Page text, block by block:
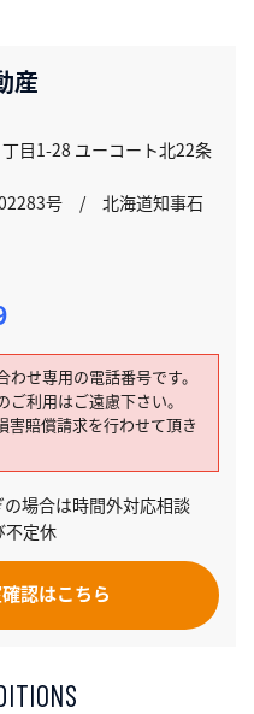
産
目1-28 ユーコート北22条
号 / 北海道知事石
せ専用の電話番号です。
利用はご遠慮下さい。
害賠償請求を行わせて頂き
場合は時間外対応相談
不定休
認はこちら